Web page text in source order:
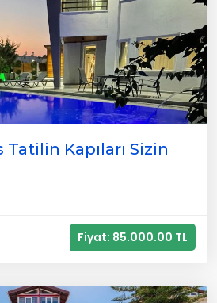
Kapıları Sizin
Fiyat: 85.000.00 TL